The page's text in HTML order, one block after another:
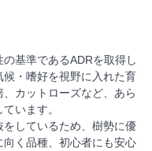
基準であるADRを取得し
・嗜好を視野に入れた育
カットローズなど、あら
います。
しているため、樹勢に優
く品種、初心者にも安心